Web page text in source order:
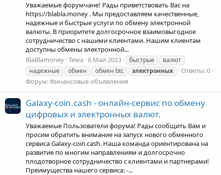
Уважаемые форумчане! Рады приветствовать Вас на
https://blabla.money . Мы предоставляем качественные,
надежные и быстрые услуги по обмену электронной
валюты. В приоритете долгосрочное взаимовыгодное
сотрудничество с нашими клиентами. Нашим клиентам
доступны обмены электронной...
BlaBlamoney Тема 6 Май 2023 быстрые
валют
надежные
обмен обмен btc электронных
Ответы: 0
Форум:Финансовые объявления
Galaxy-coin.cash - онлайн-сервис по обмену
цифровых и электронных валют.
Уважаемые Пользователи форума! Рады сообщить Вам и
просим обратить внимание на запуск нового обменного
сервиса Galaxy-coin.cash. Наша команда ориентирована на
развитие по многим направлениям и долгосрочно
плодотворное сотрудничество с клиентами и партнерами!
Преимущества нашего сервиса: -...